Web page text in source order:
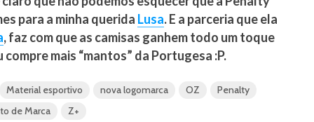
para a minha querida Lusa. E a parceria que ela
, faz com que as camisas ganhem todo um toque
compre mais “mantos” da Portugesa :P.
Material esportivo nova logomarca OZ
Penalty
de Marca Z+